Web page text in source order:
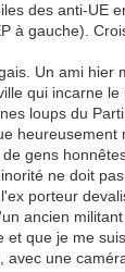
des anti-UE
à gauche).
Un ami hier
qui incarne
loups du
heureusement
gens
ne doit
porteur
ancien
et que je me
une